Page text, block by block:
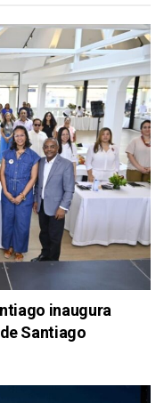
inaugura
Santiago